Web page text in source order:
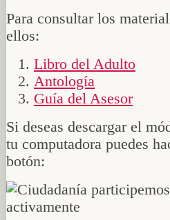
Para consultar los
ellos:
Libro del Adulto
Antología
Guía del Asesor
Si deseas descargar el
tu computadora puedes
botón: